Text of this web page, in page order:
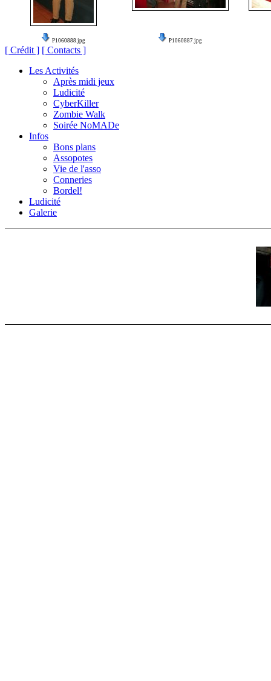
P1060888.jpg P1060887.jpg
[ Crédit ] [ Contacts ]
Les Activités
Après midi jeux
Ludicité
CyberKiller
Zombie Walk
Soirée NoMADe
Infos
Bons plans
Assopotes
Vie de l'asso
Conneries
Bordel!
Ludicité
Galerie